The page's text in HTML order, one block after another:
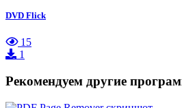
DVD Flick
15
1
Рекомендуем другие